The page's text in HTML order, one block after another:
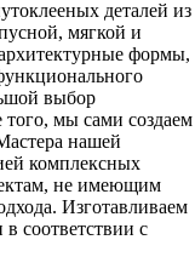
деталей из
мягкой и
формы,
выбор
мы сами создаем
нашей
комплексных
не имеющим
Изготавливаем
соответствии с